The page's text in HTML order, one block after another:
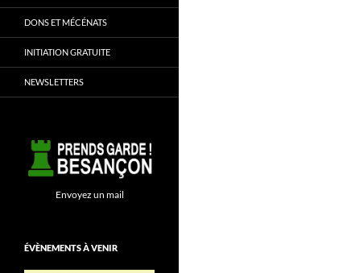
DONS ET MÉCÉNATS
INITIATION GRATUITE
NEWSLETTERS
Envoyez un mail
ÉVÈNEMENTS À VENIR